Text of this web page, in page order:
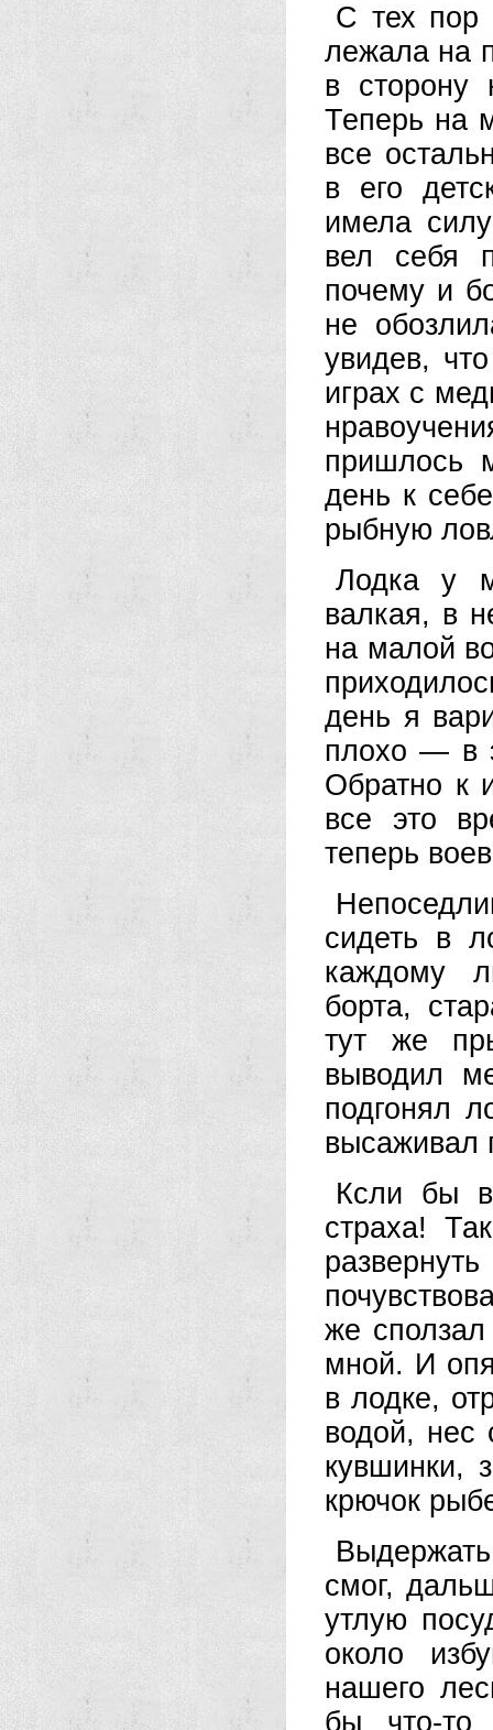
С тех пор
лежала на
в сторону
Теперь на
все
в его
имела
вел себя
почему и
не
увидев,
играх с
пришлось
день к
рыбную
Лодка у
валкая, в
на малой
день я
плохо — в
Обратно к
все это
теперь
сидеть в
каждому
борта,
тут же
выводил
подгонял
высаживал
Ксли бы в
страха!
же
мной. И
в лодке,
водой, нес
кувшинки,
крючок
смог,
утлую
около
нашего
бы что-